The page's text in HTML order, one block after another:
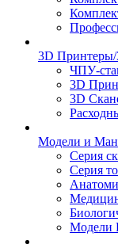
3D
ЧПУ-
3D
3D
Модели и
Серия
Серия
Модели